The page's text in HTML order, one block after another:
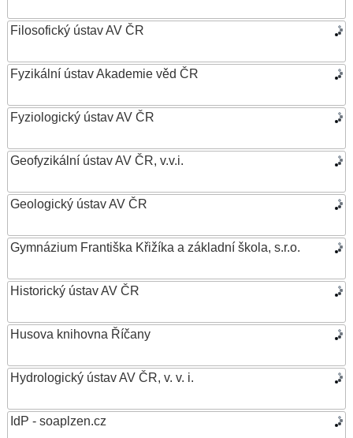
Filosofický ústav AV ČR
Fyzikální ústav Akademie věd ČR
Fyziologický ústav AV ČR
Geofyzikální ústav AV ČR, v.v.i.
Geologický ústav AV ČR
Gymnázium Františka Křižíka a základní škola, s.r.o.
Historický ústav AV ČR
Husova knihovna Říčany
Hydrologický ústav AV ČR, v. v. i.
IdP - soaplzen.cz